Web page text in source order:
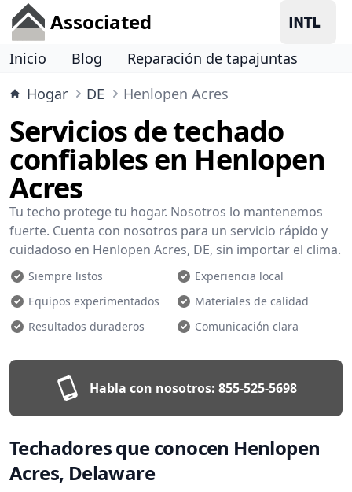
Associated
Inicio Blog
Reparación de tapajuntas
Hogar
DE Henlopen Acres
Servicios de techado
confiables en Henlopen
Acres
Tu techo protege tu hogar. Nosotros lo mantenemos
fuerte. Cuenta con nosotros para un servicio rápido y
cuidadoso en Henlopen Acres, DE, sin importar el clima.
Siempre listos
Experiencia local
Equipos experimentados
Materiales de calidad
Resultados duraderos
Comunicación clara
Habla con nosotros: 855-525-5698
Techadores que conocen Henlopen
Acres, Delaware